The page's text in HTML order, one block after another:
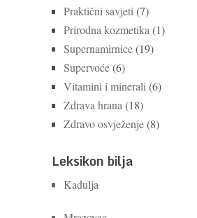
Praktični savjeti (7)
Prirodna kozmetika (1)
Supernamirnice(19)
Supervoće(6)
Vitamini i minerali (6)
Zdrava hrana (18)
Zdravo osvježenje(8)
Leksikon bilja
Kadulja